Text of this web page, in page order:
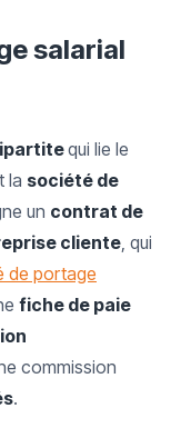
salarial
qui lie le
la société de
un contrat de
cliente, qui
de portage
fiche de paie
commission
.